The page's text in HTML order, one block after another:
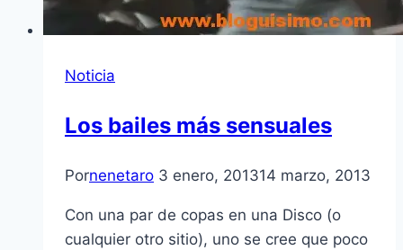
Noticia
Los bailes más sensuales
Pornenetaro 3 enero, 201314 marzo, 2013
Con una par de copas en una Disco (o
cualquier otro sitio), uno se cree que poco